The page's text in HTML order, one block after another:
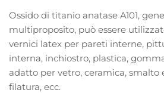
Ossido di titanio anatase A101,
multiproposito, può essere
vernici latex per pareti interne,
interna, inchiostro, plastica,
adatto per vetro, ceramica, smalto
filatura, ecc.